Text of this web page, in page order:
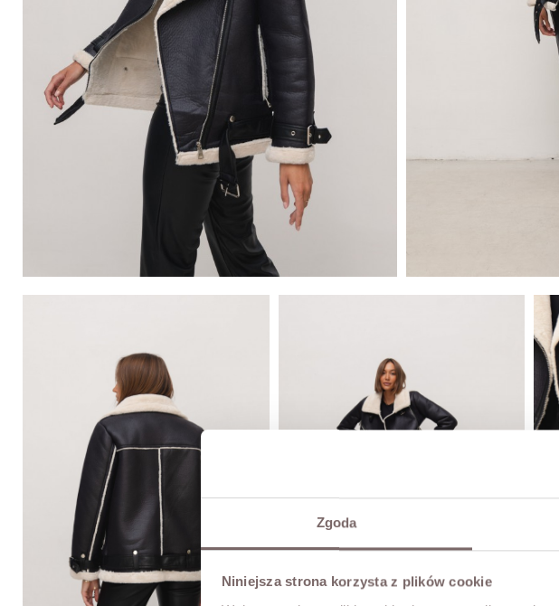
Zgoda
Niniejsza strona korzysta z plików cookie